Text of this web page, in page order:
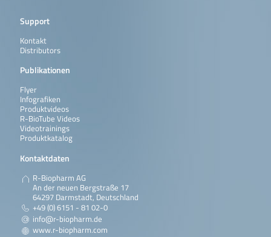
Support
Kontakt
Distributors
Publikationen
Flyer
Infografiken
Produktvideos
R-BioTube Videos
Videotrainings
Produktkatalog
Kontaktdaten
R-Biopharm AG
An der neuen Bergstraße 17
64297 Darmstadt, Deutschland
+49 (0) 6151 - 81 02-0
info@r-biopharm.de
www.r-biopharm.com